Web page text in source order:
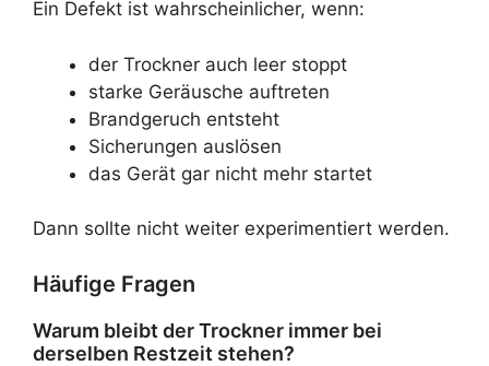
Ein Defekt ist wahrscheinlicher, wenn:
der Trockner auch leer stoppt
starke Geräusche auftreten
Brandgeruch entsteht
Sicherungen auslösen
das Gerät gar nicht mehr startet
Dann sollte nicht weiter experimentiert werden.
Häufige Fragen
Warum bleibt der Trockner immer bei
derselben Restzeit stehen?